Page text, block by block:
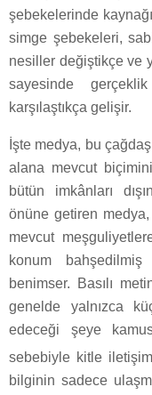
şebekelerinde
simge şebekeleri,
nesiller değiştikçe ve
sayesinde
karşılaştıkça gelişir.
İşte medya, bu
alana mevcut
bütün imkânları
önüne getiren
mevcut
konum
benimser. Basılı
genelde yalnızca
edeceği şeye
sebebiyle kitle
bilginin sadece